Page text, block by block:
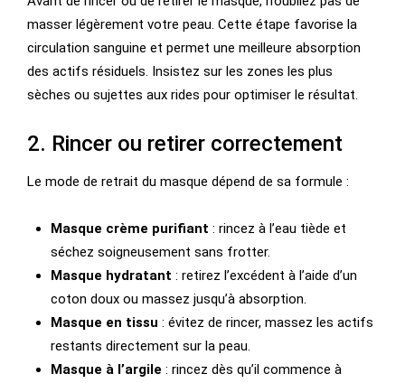
masser légèrement votre peau. Cette étape favorise la
circulation sanguine et permet une meilleure absorption
des actifs résiduels. Insistez sur les zones les plus
sèches ou sujettes aux rides pour optimiser le résultat.
2. Rincer ou retirer correctement
Le mode de retrait du masque dépend de sa formule :
Masque crème purifiant : rincez à l’eau tiède et
séchez soigneusement sans frotter.
Masque hydratant : retirez l’excédent à l’aide d’un
coton doux ou massez jusqu’à absorption.
Masque en tissu : évitez de rincer, massez les actifs
restants directement sur la peau.
Masque à l’argile : rincez dès qu’il commence à